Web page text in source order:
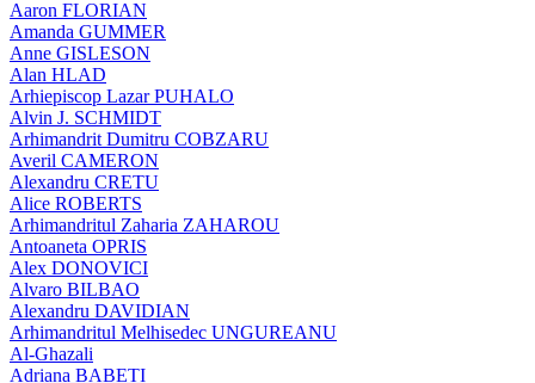
Aaron FLORIAN
Amanda GUMMER
Anne GISLESON
Alan HLAD
Arhiepiscop Lazar PUHALO
Alvin J. SCHMIDT
Arhimandrit Dumitru COBZARU
Averil CAMERON
Alexandru CRETU
Alice ROBERTS
Arhimandritul Zaharia ZAHAROU
Antoaneta OPRIS
Alex DONOVICI
Alvaro BILBAO
Alexandru DAVIDIAN
Arhimandritul Melhisedec UNGUREANU
Al-Ghazali
Adriana BABETI